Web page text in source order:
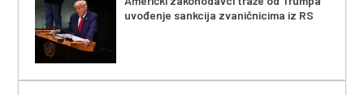
uvođenje sankcija zvaničnicima iz RS